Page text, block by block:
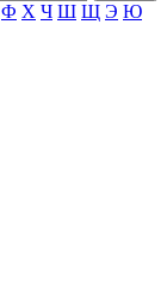
Ф Х Ч Ш Щ Э Ю